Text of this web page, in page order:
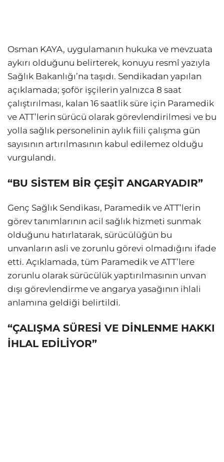
Osman KAYA, uygulamanın hukuka ve mevzuata
aykırı olduğunu belirterek, konuyu resmî yazıyla
Sağlık Bakanlığı’na taşıdı. Sendikadan yapılan
açıklamada; şoför işçilerin yalnızca 8 saat
çalıştırılması, kalan 16 saatlik süre için Paramedik
ve ATT’lerin sürücü olarak görevlendirilmesi ve bu
yolla sağlık personelinin aylık fiili çalışma gün
sayısının artırılmasının kabul edilemez olduğu
vurgulandı.
“BU SİSTEM BİR ÇEŞİT ANGARYADIR”
Genç Sağlık Sendikası, Paramedik ve ATT’lerin
görev tanımlarının acil sağlık hizmeti sunmak
olduğunu hatırlatarak, sürücülüğün bu
unvanların asli ve zorunlu görevi olmadığını ifade
etti. Açıklamada, tüm Paramedik ve ATT’lere
zorunlu olarak sürücülük yaptırılmasının unvan
dışı görevlendirme ve angarya yasağının ihlali
anlamına geldiği belirtildi.
“ÇALIŞMA SÜRESİ VE DİNLENME HAKKI
İHLAL EDİLİYOR”